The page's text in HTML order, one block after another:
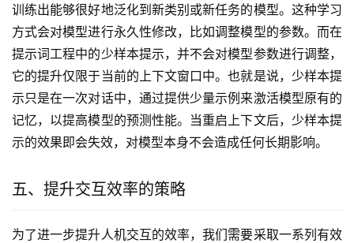
训练出能够很好地泛化到新类别或新任务的模型。这种学习
方式会对模型进行永久性修改，比如调整模型的参数。而在
提示词工程中的少样本提示，并不会对模型参数进行调整，
它的提升仅限于当前的上下文窗口中。也就是说，少样本提
示只是在一次对话中，通过提供少量示例来激活模型原有的
记忆，以提高模型的预测性能。当重启上下文后，少样本提
示的效果即会失效，对模型本身不会造成任何长期影响。
五、提升交互效率的策略
为了进一步提升人机交互的效率，我们需要采取一系列有效